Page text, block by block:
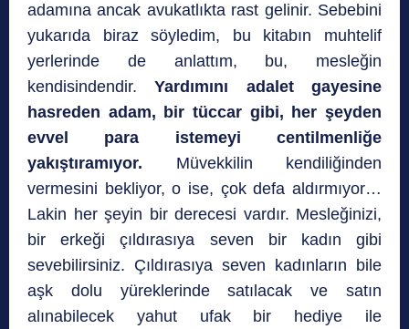
adamına ancak avukatlıkta rast gelinir. Sebebini
yukarıda biraz söyledim, bu kitabın muhtelif
yerlerinde de anlattım, bu, mesleğin
kendisindendir.Yardımını adalet gayesine
hasreden adam, bir tüccar gibi, her şeyden
evvel para istemeyi centilmenliğe
yakıştıramıyor. Müvekkilin kendiliğinden
vermesini bekliyor, o ise, çok defa aldırmıyor…
Lakin her şeyin bir derecesi vardır. Mesleğinizi,
bir erkeği çıldırasıya seven bir kadın gibi
sevebilirsiniz. Çıldırasıya seven kadınların bile
aşk dolu yüreklerinde satılacak ve satın
alınabilecek yahut ufak bir hediye ile